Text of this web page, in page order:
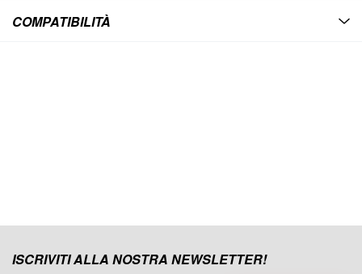
COMPATIBILITÀ
ISCRIVITI ALLA NOSTRA NEWSLETTER!